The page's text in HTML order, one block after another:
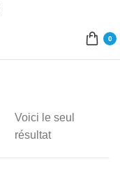
0
Voici le seul
résultat